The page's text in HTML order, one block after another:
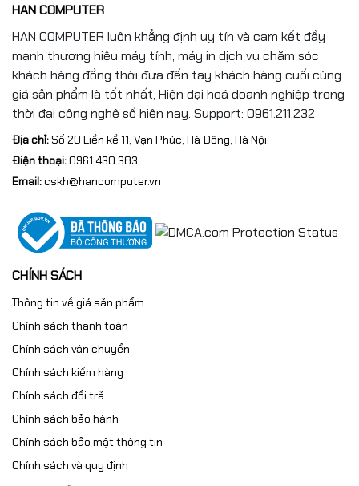
HAN COMPUTER
HAN COMPUTER luôn khẳng định uy tín và cam kết đẩy
mạnh thương hiệu máy tính, máy in dịch vụ chăm sóc
khách hàng đồng thời đưa đến tay khách hàng cuối cùng
giá sản phẩm là tốt nhất, Hiện đại hoá doanh nghiệp trong
thời đại công nghệ số hiện nay. Support: 0961.211.232
Địa chỉ:Số 20 Liền kề 11, Vạn Phúc, Hà Đông, Hà Nội.
Điện thoại:0961 430 383
Email:cskh@hancomputer.vn
CHÍNH SÁCH
Thông tin về giá sản phẩm
Chính sách thanh toán
Chính sách vận chuyển
Chính sách kiểm hàng
Chính sách đổi trả
Chính sách bảo hành
Chính sách bảo mật thông tin
Chính sách và quy định